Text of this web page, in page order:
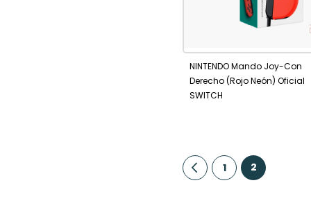
NINTENDO Mando Joy-Con
Derecho (Rojo Neón) Oficial
SWITCH
A
FAVORITOS
Página
Página
AnteriorPágina
1 2